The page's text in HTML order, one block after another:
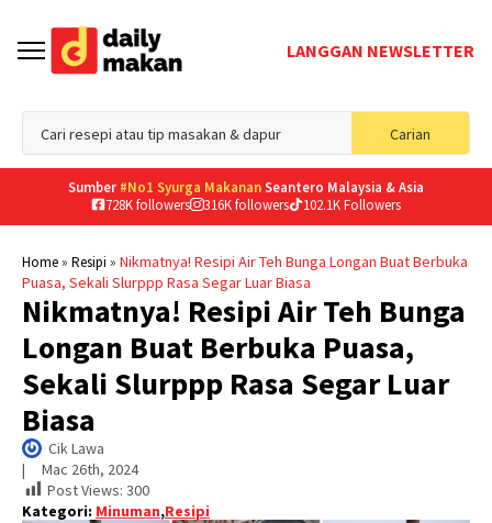
LANGGAN NEWSLETTER
Carian
for:
Sumber #No1 Syurga MakananSeantero Malaysia & Asia
728K followers
316K followers 102.1K Followers
Home» Resipi » Nikmatnya! Resipi Air Teh Bunga Longan Buat Berbuka
Puasa, Sekali Slurppp Rasa Segar Luar Biasa
Nikmatnya! Resipi Air Teh Bunga
Longan Buat Berbuka Puasa,
Sekali Slurppp Rasa Segar Luar
Biasa
Cik Lawa
| Mac 26th, 2024
Post Views: 300
Kategori: Minuman,Resipi